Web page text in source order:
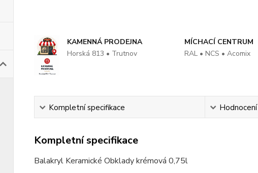
KAMENNÁ PRODEJNA
Horská 813 • Trutnov
MÍCHACÍ CENTRUM
RAL • NCS • Acomix
Kompletní specifikace Hodnocení
Kompletní specifikace
Balakryl Keramické Obklady krémová 0,75l